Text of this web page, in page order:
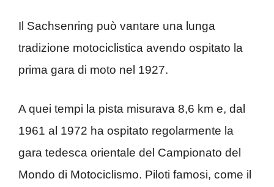
Il Sachsenring può vantare una lunga
tradizione motociclistica avendo ospitato la
prima gara di moto nel 1927.
A quei tempi la pista misurava 8,6 km e, dal
1961 al 1972 ha ospitato regolarmente la
gara tedesca orientale del Campionato del
Mondo di Motociclismo. Piloti famosi, come il